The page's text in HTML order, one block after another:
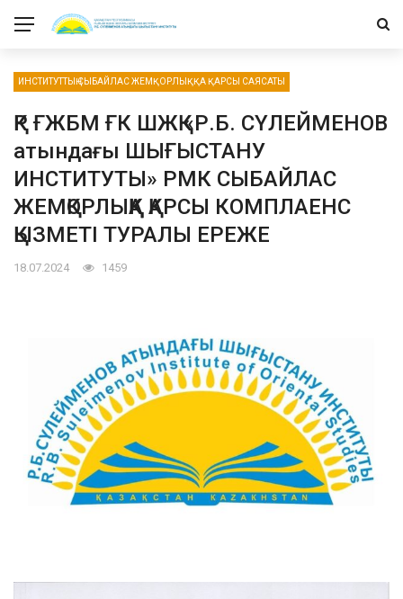
ИНСТИТУТТЫҢ СЫБАЙЛАС ЖЕМҚОРЛЫҚҚА ҚАРСЫ САЯСАТЫ
ҚР ҒЖБМ ҒК ШЖҚ «Р.Б. СҮЛЕЙМЕНОВ
атындағы ШЫҒЫСТАНУ
ИНСТИТУТЫ» РМК СЫБАЙЛАС
ЖЕМҚОРЛЫҚҚА ҚАРСЫ КОМПЛАЕНС
ҚЫЗМЕТІ ТУРАЛЫ ЕРЕЖЕ
18.07.2024 1459